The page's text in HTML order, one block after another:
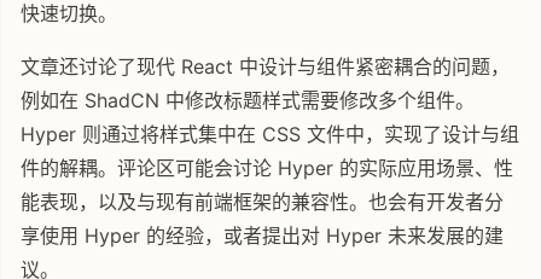
快速切换。
文章还讨论了现代 React 中设计与组件紧密耦合的问题，
例如在 ShadCN 中修改标题样式需要修改多个组件。
Hyper 则通过将样式集中在 CSS 文件中，实现了设计与组
件的解耦。评论区可能会讨论 Hyper 的实际应用场景、性
能表现，以及与现有前端框架的兼容性。也会有开发者分
享使用 Hyper 的经验，或者提出对 Hyper 未来发展的建
议。